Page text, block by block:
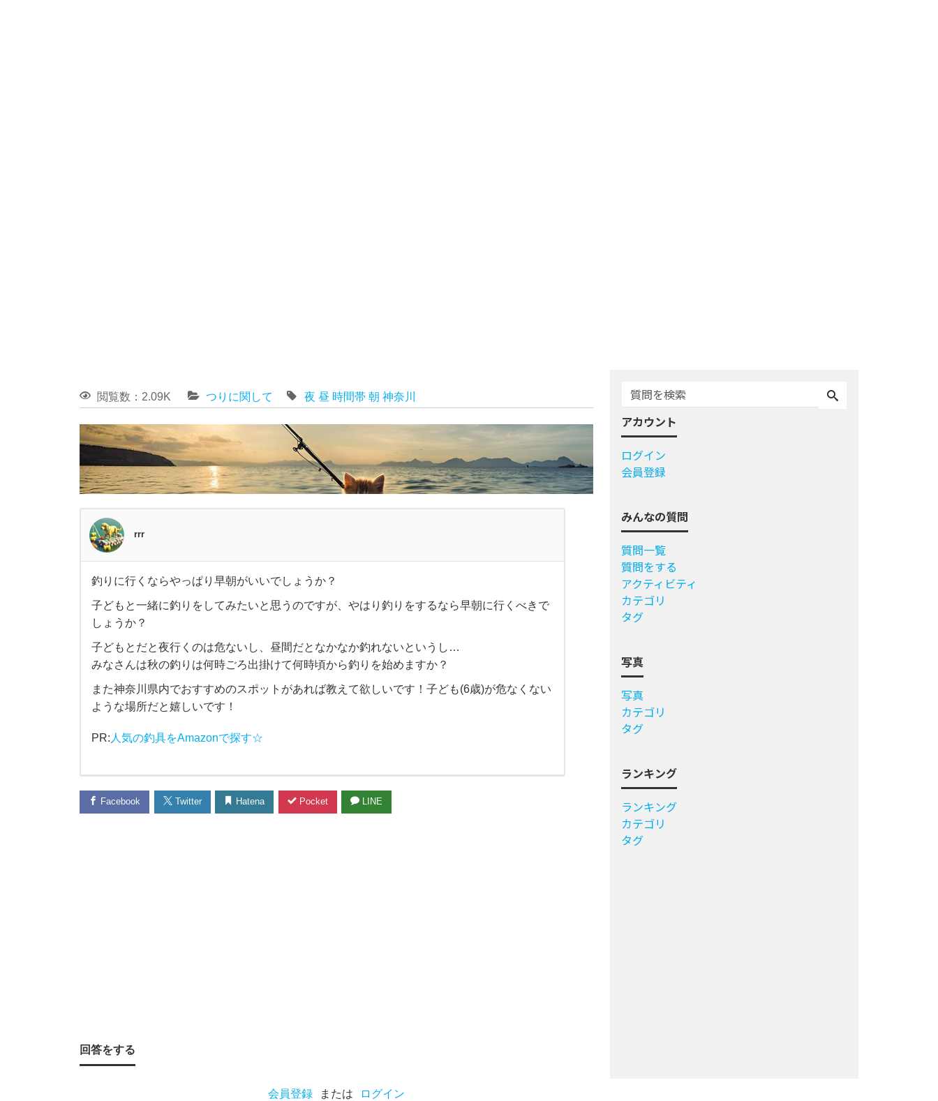
閲覧数：2.09K つりに関して 夜 昼 時間帯 朝 神奈川
rrr
釣
り
に
行
く
な
ら
が
い
釣りに行くならやっぱり早朝がいいでしょうか？
子どもと一緒に釣りをしてみたいと思うのですが、やはり釣りをするなら早朝に行くべきで
しょうか？
子どもとだと夜行くのは危ないし、昼間だとなかなか釣れないというし…
みなさんは秋の釣りは何時ごろ出掛けて何時頃から釣りを始めますか？
また神奈川県内でおすすめのスポットがあれば教えて欲しいです！子ども(6歳)が危なくない
ような場所だと嬉しいです！
PR: 人気の釣具をAmazonで探す☆
Facebook Twitter Hatena Pocket LINE
回答をする
会員登録 または ログイン
アカウント
ログイン
会員登録
みんなの質問
質問一覧
質問をする
アクティビティ
カテゴリ
タグ
写真
写真
カテゴリ
タグ
ランキング
ランキング
カテゴリ
タグ